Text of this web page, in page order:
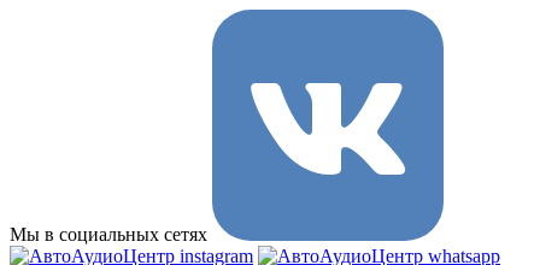
Мы в социальных сетях